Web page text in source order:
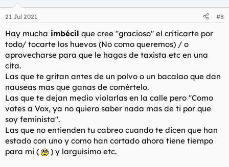
e
:
21 Jul 2021 #8
Hay mucha imbécil que cree "gracioso" el criticarte por
todo/ tocarte los huevos (No como queremos) / o
aprovecharse para que le hagas de taxista etc en una
cita.
Las que te gritan antes de un polvo o un bacalao que dan
nauseas mas que ganas de comértelo.
Las que te dejan medio violarlas en la calle pero "Como
votes a Vox, ya no quiero saber nada mas de ti por que
soy feminista".
Las que no entienden tu cabreo cuando te dicen que han
estado con uno y como han cortado ahora tiene tiempo
para mi (
) y larguísimo etc.